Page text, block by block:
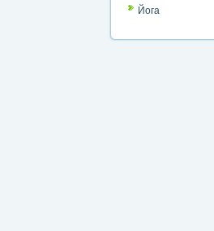
Йога